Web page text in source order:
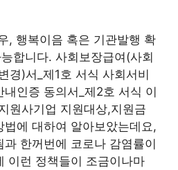
, 행복이음 혹은 기관발행 확
합니다. 사회보장급여(사회
경)서_제1호 서식 사회서비
인증 동의서_제2호 서식 이
원사기업 지원대상,지원금
에 대하여 알아보았는데요,
한꺼번에 코로나 감염률이
이런 정책들이 조금이나마